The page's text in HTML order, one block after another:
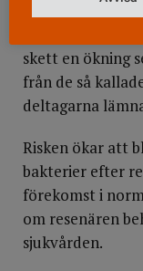
Studier visar att
skett en ökning
från de så
deltagarna
Risken ökar att
bakterier efter
förekomst i
om resenären
sjukvården.